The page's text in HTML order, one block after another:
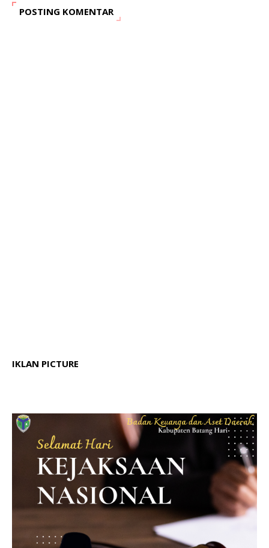
POSTING KOMENTAR
IKLAN PICTURE